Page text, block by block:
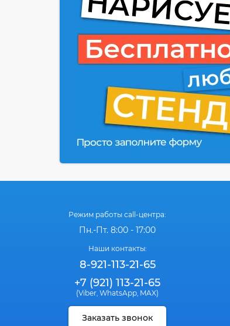
Режим работы call-центра:
Пн.-Пт. 8:00 - 17:00
Наши контакты:
8-921-113-21-65
+7 (921) 113-21-65
(Viber, WhatsApp, MAX)
Заказать звонок